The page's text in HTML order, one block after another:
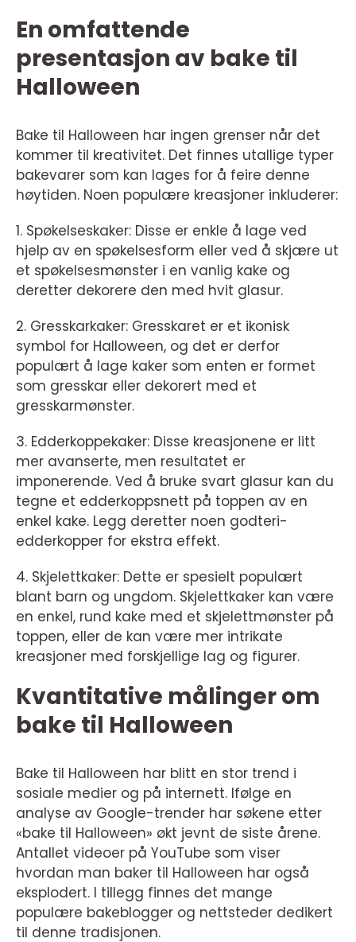
En omfattende
presentasjon av bake til
Halloween
Bake til Halloween har ingen grenser når det
kommer til kreativitet. Det finnes utallige typer
bakevarer som kan lages for å feire denne
høytiden. Noen populære kreasjoner inkluderer:
1. Spøkelseskaker: Disse er enkle å lage ved
hjelp av en spøkelsesform eller ved å skjære ut
et spøkelsesmønster i en vanlig kake og
deretter dekorere den med hvit glasur.
2. Gresskarkaker: Gresskaret er et ikonisk
symbol for Halloween, og det er derfor
populært å lage kaker som enten er formet
som gresskar eller dekorert med et
gresskarmønster.
3. Edderkoppekaker: Disse kreasjonene er litt
mer avanserte, men resultatet er
imponerende. Ved å bruke svart glasur kan du
tegne et edderkoppsnett på toppen av en
enkel kake. Legg deretter noen godteri-
edderkopper for ekstra effekt.
4. Skjelettkaker: Dette er spesielt populært
blant barn og ungdom. Skjelettkaker kan være
en enkel, rund kake med et skjelettmønster på
toppen, eller de kan være mer intrikate
kreasjoner med forskjellige lag og figurer.
Kvantitative målinger om
bake til Halloween
Bake til Halloween har blitt en stor trend i
sosiale medier og på internett. Ifølge en
analyse av Google-trender har søkene etter
«bake til Halloween» økt jevnt de siste årene.
Antallet videoer på YouTube som viser
hvordan man baker til Halloween har også
eksplodert. I tillegg finnes det mange
populære bakeblogger og nettsteder dedikert
til denne tradisjonen.